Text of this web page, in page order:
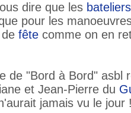
dire que les bateliers
pour les
fête comme on en
de "Bord à Bord" asbl
et Jean-Pierre du
jamais vu le jour